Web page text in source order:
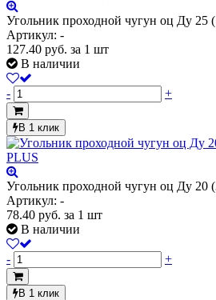
Угольник проходной чугун оц Ду
Артикул: -
127.40 руб. за 1 шт
В наличии
- +
В 1 клик
Угольник проходной чугун оц Ду
Артикул: -
78.40 руб. за 1 шт
В наличии
- +
В 1 клик